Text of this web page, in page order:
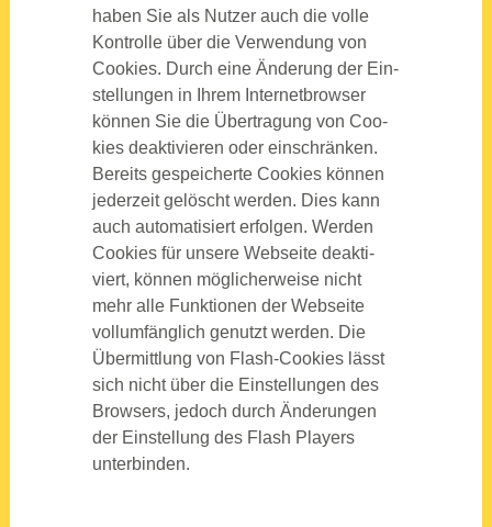
haben Sie als Nut­zer auch die vol­le
Kon­trol­le über die Ver­wen­dung von
Coo­kies. Durch eine Ände­rung der Ein­
stel­lun­gen in Ihrem Inter­net­brow­ser
kön­nen Sie die Über­tra­gung von Coo­
kies deak­ti­vie­ren oder ein­schrän­ken.
Bereits gespei­cher­te Coo­kies kön­nen
jeder­zeit gelöscht wer­den. Dies kann
auch auto­ma­ti­siert erfol­gen. Wer­den
Coo­kies für unse­re Web­sei­te deak­ti­
viert, kön­nen mög­li­cher­wei­se nicht
mehr alle Funk­tio­nen der Web­sei­te
voll­um­fäng­lich genutzt wer­den. Die
Über­mitt­lung von Flash-Coo­kies lässt
sich nicht über die Ein­stel­lun­gen des
Brow­sers, jedoch durch Ände­run­gen
der Ein­stel­lung des Flash Play­ers
unter­bin­den.